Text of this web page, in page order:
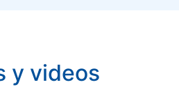
y videos